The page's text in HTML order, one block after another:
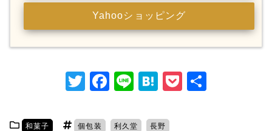
Yahooショッピング
T
itt
F
c
Li
e
H
e
P
和菓子 個包装 利久堂 長野